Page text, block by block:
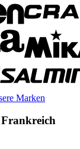
Marken